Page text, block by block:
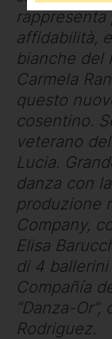
affidabilità,
bianche del
Carmela
questo
cosentino.
veterano
Lucia.
danza con
produzione
Company,
Elisa
di 4
Compañía
“Danza-
Rodriguez.